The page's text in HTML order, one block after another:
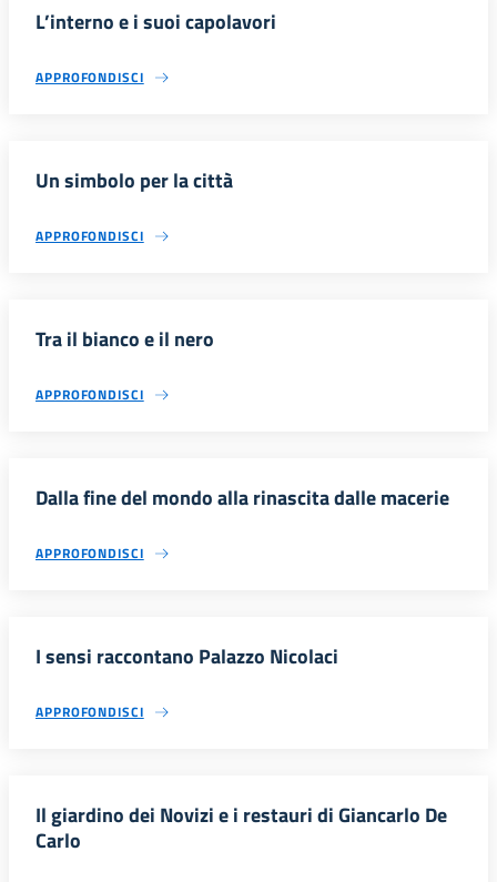
L’interno e i suoi capolavori
APPROFONDISCI
Un simbolo per la città
APPROFONDISCI
Tra il bianco e il nero
APPROFONDISCI
Dalla fine del mondo alla rinascita dalle macerie
APPROFONDISCI
I sensi raccontano Palazzo Nicolaci
APPROFONDISCI
Il giardino dei Novizi e i restauri di Giancarlo De
Carlo